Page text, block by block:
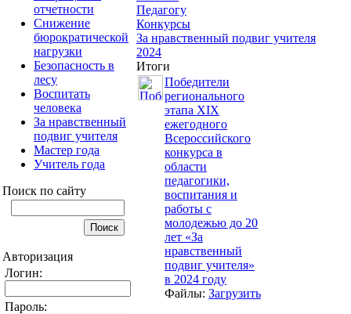
отчетности
Снижение
бюрократической
нагрузки
Безопасность в
лесу
Воспитать
человека
За нравственный
подвиг учителя
Мастер года
Учитель года
Поиск по сайту
Авторизация
Логин:
Пароль:
Педагогу
Конкурсы
За нравственный подвиг учителя
2024
Итоги
Победители
регионального
этапа XIX
ежегодного
Всероссийского
конкурса в
области
педагогики,
воспитания и
работы с
молодежью до 20
лет «За
нравственный
подвиг учителя»
в 2024 году
Файлы: Загрузить